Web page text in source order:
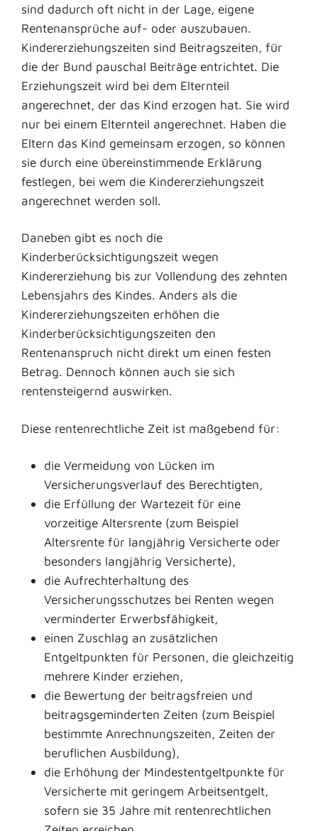
sind dadurch oft nicht in der Lage, eigene
Rentenansprüche auf- oder auszubauen.
Kindererziehungszeiten sind Beitragszeiten, für
die der Bund pauschal Beiträge entrichtet. Die
Erziehungszeit wird bei dem Elternteil
angerechnet, der das Kind erzogen hat. Sie wird
nur bei einem Elternteil angerechnet. Haben die
Eltern das Kind gemeinsam erzogen, so können
sie durch eine übereinstimmende Erklärung
festlegen, bei wem die Kindererziehungszeit
angerechnet werden soll.
Daneben gibt es noch die
Kinderberücksichtigungszeit wegen
Kindererziehung bis zur Vollendung des zehnten
Lebensjahrs des Kindes. Anders als die
Kindererziehungszeiten erhöhen die
Kinderberücksichtigungszeiten den
Rentenanspruch nicht direkt um einen festen
Betrag. Dennoch können auch sie sich
rentensteigernd auswirken.
Diese rentenrechtliche Zeit ist maßgebend für:
die Vermeidung von Lücken im
Versicherungsverlauf des Berechtigten,
die Erfüllung der Wartezeit für eine
vorzeitige Altersrente (zum Beispiel
Altersrente für langjährig Versicherte oder
besonders langjährig Versicherte),
die Aufrechterhaltung des
Versicherungsschutzes bei Renten wegen
verminderter Erwerbsfähigkeit,
einen Zuschlag an zusätzlichen
Entgeltpunkten für Personen, die gleichzeitig
mehrere Kinder erziehen,
die Bewertung der beitragsfreien und
beitragsgeminderten Zeiten (zum Beispiel
bestimmte Anrechnungszeiten, Zeiten der
beruflichen Ausbildung),
die Erhöhung der Mindestentgeltpunkte für
Versicherte mit geringem Arbeitsentgelt,
sofern sie 35 Jahre mit rentenrechtlichen